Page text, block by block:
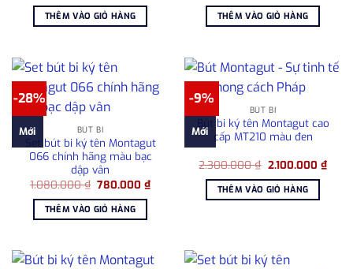
là:
980.000 ₫.
THÊM VÀO GIỎ HÀNG là:
980.000 ₫.
THÊM VÀO GIỎ HÀNG
-28%
Mới BÚT BI
Set bút bi ký tên Montagut
066 chính hãng màu bạc
dập vân
1.080.000₫ Giá
là:
1.080.000 ₫.
780.000₫Giá
hiện
THÊM VÀO GIỎ HÀNG
-9%
Mới
BÚT BI
Bút bi ký tên Montagut cao
cấp MT210 màu đen
2.300.000₫ Giá
là:
2.300.000 ₫.
2.100.000 ₫Giá
hiện
THÊM VÀO GIỎ HÀNG